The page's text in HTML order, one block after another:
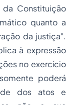
da Constituição
quanto a
da justiça".
à expressão
no exercício
poderá
dos atos e